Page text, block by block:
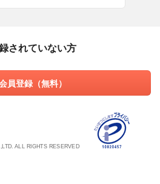
されていない方
員登録（無料）
ALL RIGHTS RESERVED